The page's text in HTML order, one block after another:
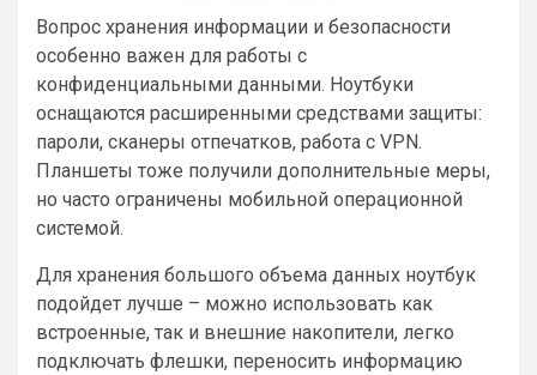
Вопрос хранения информации и безопасности
особенно важен для работы с
конфиденциальными данными. Ноутбуки
оснащаются расширенными средствами защиты:
пароли, сканеры отпечатков, работа с VPN.
Планшеты тоже получили дополнительные меры,
но часто ограничены мобильной операционной
системой.
Для хранения большого объема данных ноутбук
подойдет лучше – можно использовать как
встроенные, так и внешние накопители, легко
подключать флешки, переносить информацию